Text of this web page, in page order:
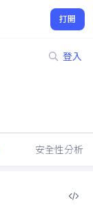
打開
登入
安全性分析